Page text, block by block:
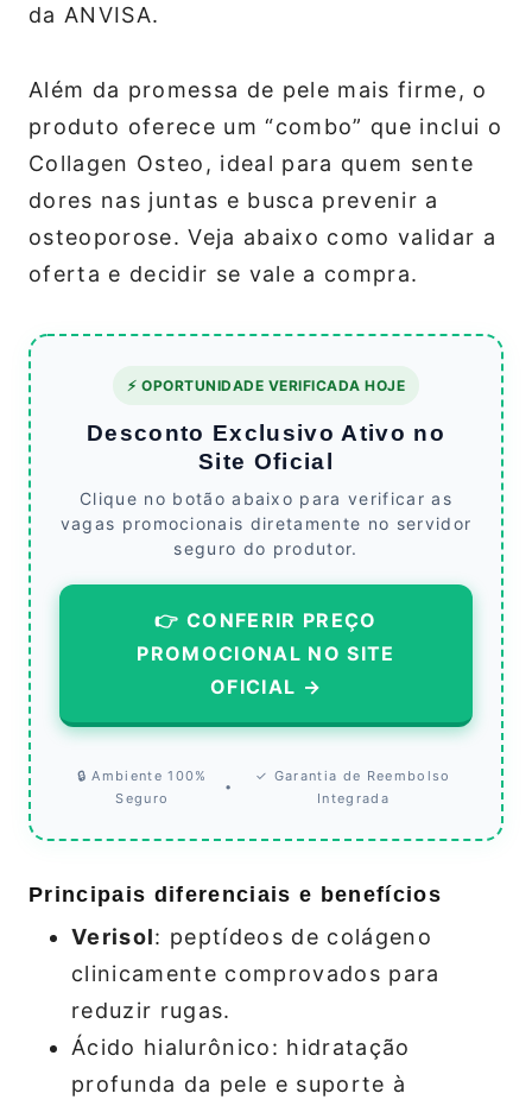
da ANVISA.
Além da promessa de pele mais firme, o
produto oferece um “combo” que inclui o
Collagen Osteo, ideal para quem sente
dores nas juntas e busca prevenir a
osteoporose. Veja abaixo como validar a
oferta e decidir se vale a compra.
⚡ OPORTUNIDADE VERIFICADA HOJE
Desconto Exclusivo Ativo no
Site Oficial
Clique no botão abaixo para verificar as
vagas promocionais diretamente no servidor
seguro do produtor.
👉 CONFERIR PREÇO
PROMOCIONAL NO SITE
OFICIAL →
🔒 Ambiente 100%
Seguro
•
✓ Garantia de Reembolso
Integrada
Principais diferenciais e benefícios
Verisol: peptídeos de colágeno
clinicamente comprovados para
reduzir rugas.
Ácido hialurônico: hidratação
profunda da pele e suporte à